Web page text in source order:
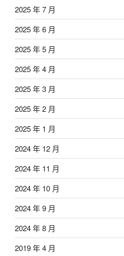
2025 年 7 月
2025 年 6 月
2025 年 5 月
2025 年 4 月
2025 年 3 月
2025 年 2 月
2025 年 1 月
2024 年 12 月
2024 年 11 月
2024 年 10 月
2024 年 9 月
2024 年 8 月
2019 年 4 月